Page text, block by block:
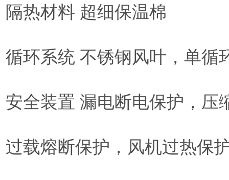
隔热材料 超细保温棉
循环系统 不锈钢风叶，单循
安全装置 漏电断电保护，压
过载熔断保护，风机过热保